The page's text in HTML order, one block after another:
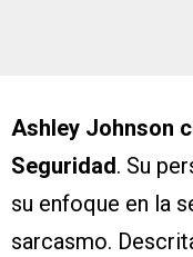
Ashley Johnson
Seguridad. Su
su enfoque en la
sarcasmo.